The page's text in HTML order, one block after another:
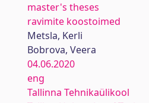
master's theses
ravimite koostoimed
Metsla, Kerli
Bobrova, Veera
04.06.2020
eng
Tallinna Tehnikaülikool